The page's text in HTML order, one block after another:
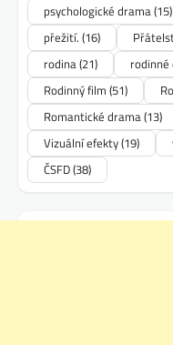
psychologické drama(15)
přežití. (16)
rodina(21)
Rodinný film (51)
Romantické drama(13)
Vizuální efekty(19)
ČSFD(38)